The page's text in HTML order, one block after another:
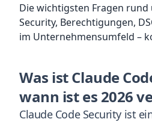
Die wichtigsten Fragen rund
Security, Berechtigungen,
im Unternehmensumfeld –
Was ist Claude
wann ist es 2026
Claude Code Security ist